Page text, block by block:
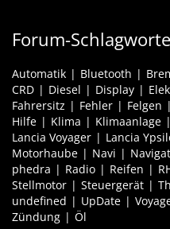
Forum-Schlagworte
Automatik Bluetooth
CRD
Diesel Display
Fahrersitz
Fehler Felgen
Hilfe
Klima Klimaanlage
Lancia Voyager
Lancia
Motorhaube
Navi
phedra
Radio Reifen
Stellmotor
Steuergerät
undefined
UpDate
Zündung
Öl